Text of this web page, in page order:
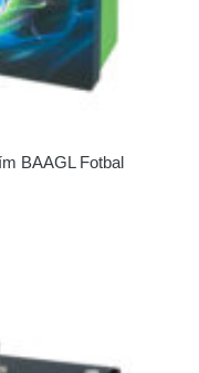
BAAGL Fotbal